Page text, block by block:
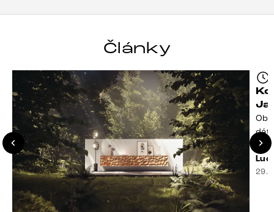
Články
že
29.